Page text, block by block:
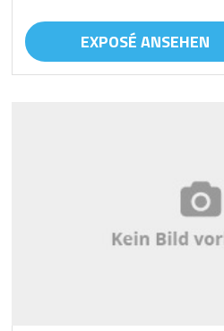
EXPOSÉ ANSEHEN